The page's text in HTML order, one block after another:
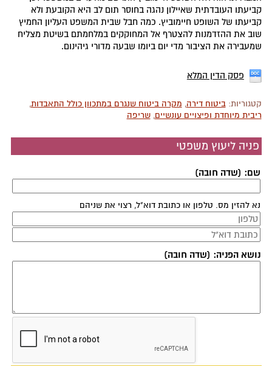
קביעתו העובדתית שאיילון נהגה בחוסר תום לב היא הקובעת ולא
קביעתו של השופט חיימוביץ. כמה חבל שבית המשפט העליון החמיץ
שוב את ההזדמנות להצטרף אל המחוקקים במלחמתם בשיטת מצליח
שמעבירה את הציבור מדי יום ביומו שבעה מדורי גיהינום.
פסק הדין המלא
קטגוריות:ביטוח דירה, מקרה ביטוח שנגרם במתכוון כולל התאבדות,
ריבית מיוחדת ופיצויים עונשיים,שריפה
פניה ליעוץ משפטי
שם: (שדה חובה)
נא להזין מס. טלפון או כתובת דוא"ל, רצוי את שניהם
נושא הפניה: (שדה חובה)